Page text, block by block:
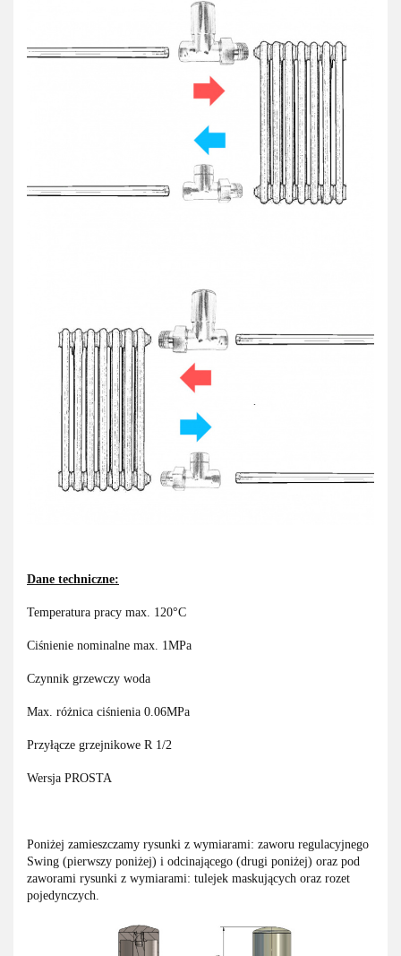
Dane techniczne:
Temperatura pracy max. 120°C
Ciśnienie nominalne max. 1MPa
Czynnik grzewczy woda
Max. różnica ciśnienia 0.06MPa
Przyłącze grzejnikowe R 1/2
Wersja PROSTA
Poniżej zamieszczamy rysunki z wymiarami: zaworu regulacyjnego
Swing (pierwszy poniżej) i odcinającego (drugi poniżej) oraz pod
zaworami rysunki z wymiarami: tulejek maskujących oraz rozet
pojedynczych.